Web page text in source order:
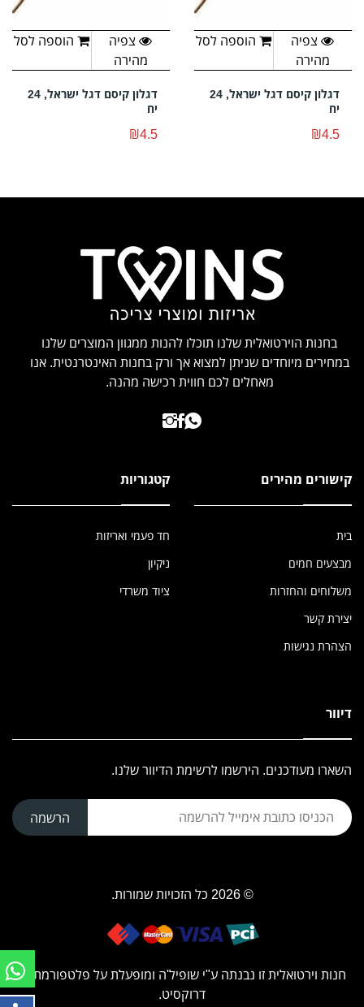
צפיה
מהירה
הוספה לסל
דגלון קיסם דגל ישראל, 24
יח
₪4.5
צפיה
מהירה
הוספה לסל
דגלון קיסם דגל ישראל, 24
יח
₪4.5
בחנות הוירטואלית שלנו תוכלו להנות ממגוון המוצרים שלנו
במחירים מיוחדים שניתן למצוא אך ורק בחנות האינטרנטית. אנו
מאחלים לכם חווית רכישה מהנה.
קישורים מהירים
בית
מבצעים חמים
משלוחים והחזרות
יצירת קשר
הצהרת נגישות
קטגוריות
חד פעמי ואריזות
ניקיון
ציוד משרדי
דיוור
השארו מעודכנים. הירשמו לרשימת הדיוור שלנו.
הרשמה
© 2026 כל הזכויות שמורות.
חנות וירטואלית זו נבנתה ע"י שופיל'ה ומופעלת על פלטפורמת
דרוקסיט.